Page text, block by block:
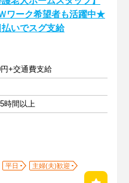
ワーク希望者も活躍中★
いでスグ支給
+交通費支給
時間以上
平日
主婦(夫)歓迎